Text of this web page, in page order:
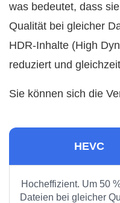
was bedeutet, dass
Qualität bei gleicher
HDR-Inhalte (High
reduziert und
Sie können sich die
HEVC
Hocheffizient. Um 50
Dateien bei gleicher